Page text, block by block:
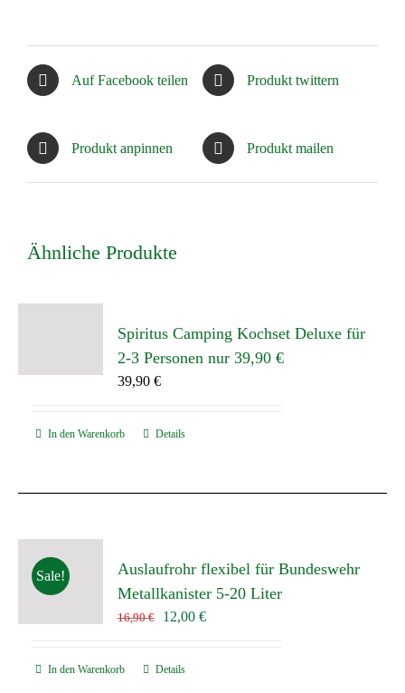
Auf Facebook teilen Produkt twittern
Produkt anpinnen Produkt mailen
Ähnliche Produkte
Spiritus Camping Kochset Deluxe für
2-3 Personen nur 39,90 €
39,90 €
In den Warenkorb Details
Sale!
Auslaufrohr flexibel für Bundeswehr
Metallkanister 5-20 Liter
16,90€
Ursprünglicher
12,00 €Aktueller
In den Warenkorb Details